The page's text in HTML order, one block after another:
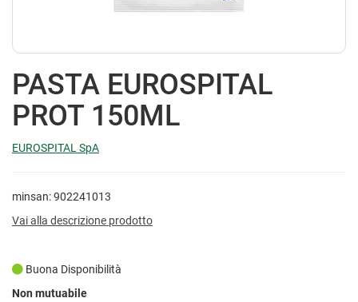
PASTA EUROSPITAL
PROT 150ML
EUROSPITAL SpA
minsan: 902241013
Vai alla descrizione prodotto
Buona Disponibilità
Non mutuabile
Prezzo